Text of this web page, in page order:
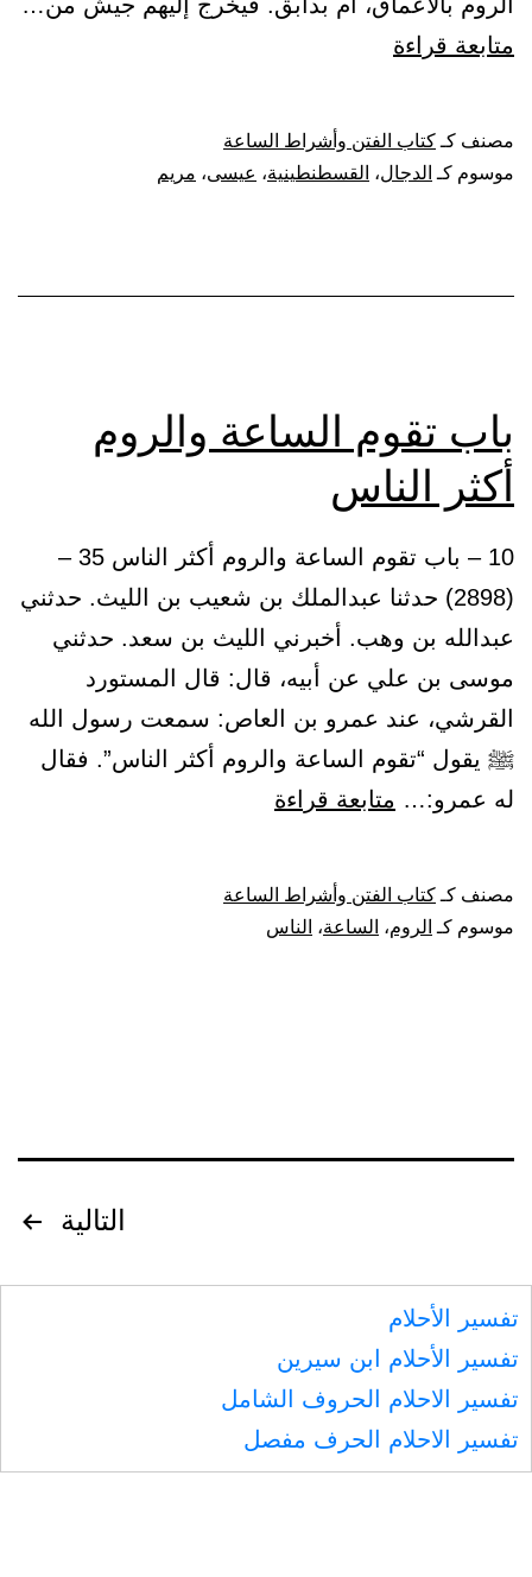
متابعة قراءة
قسطنطينية،
مصنف كـ كتاب الفتن وأشراط الساعة
موسوم كـ الدجال، القسطنطينية، عيسى، مريم
باب تقوم الساعة والروم
أكثر الناس
10 – باب تقوم الساعة والروم أكثر الناس 35 –
(2898) حدثنا عبدالملك بن شعيب بن الليث. حدثني
عبدالله بن وهب. أخبرني الليث بن سعد. حدثني
موسى بن علي عن أبيه، قال: قال المستورد
القرشي، عند عمرو بن العاص: سمعت رسول الله
ﷺ يقول “تقوم الساعة والروم أكثر الناس”. فقال
له عمرو:… متابعة قراءة
مصنف كـ كتاب الفتن وأشراط الساعة
موسوم كـ الروم، الساعة، الناس
المقالات
التالية
تفسير الأحلام
تفسير الأحلام ابن سيرين
تفسير الاحلام الحروف الشامل
تفسير الاحلام الحرف مفصل